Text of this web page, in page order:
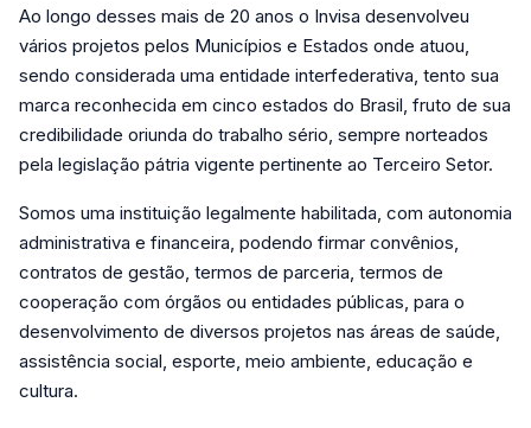
Ao longo desses mais de 20 anos o Invisa desenvolveu
vários projetos pelos Municípios e Estados onde atuou,
sendo considerada uma entidade interfederativa, tento sua
marca reconhecida em cinco estados do Brasil, fruto de sua
credibilidade oriunda do trabalho sério, sempre norteados
pela legislação pátria vigente pertinente ao Terceiro Setor.
Somos uma instituição legalmente habilitada, com autonomia
administrativa e financeira, podendo firmar convênios,
contratos de gestão, termos de parceria, termos de
cooperação com órgãos ou entidades públicas, para o
desenvolvimento de diversos projetos nas áreas de saúde,
assistência social, esporte, meio ambiente, educação e
cultura.